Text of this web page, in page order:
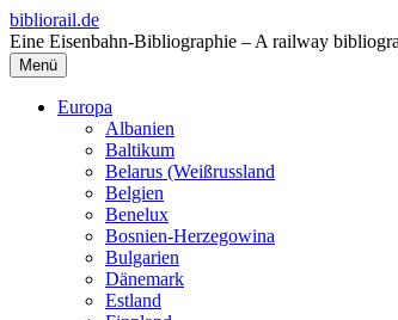
Zum
Inhalt
springen
bibliorail.de
Eine Eisenbahn-Bibliographie – A railway
Menü
Europa
Albanien
Baltikum
Belarus (Weißrussland
Belgien
Benelux
Bosnien-Herzegowina
Bulgarien
Dänemark
Estland